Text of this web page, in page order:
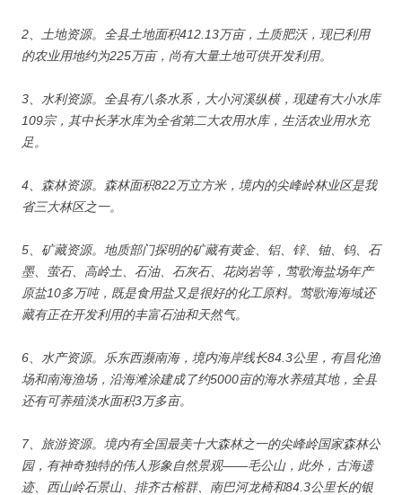
2、土地资源。全县土地面积412.13万亩，土质肥沃，现已利用
的农业用地约为225万亩，尚有大量土地可供开发利用。
3、水利资源。全县有八条水系，大小河溪纵横，现建有大小水库
109宗，其中长茅水库为全省第二大农用水库，生活农业用水充
足。
4、森林资源。森林面积822万立方米，境内的尖峰岭林业区是我
省三大林区之一。
5、矿藏资源。地质部门探明的矿藏有黄金、铝、锌、铀、钨、石
墨、萤石、高岭土、石油、石灰石、花岗岩等，莺歌海盐场年产
原盐10多万吨，既是食用盐又是很好的化工原料。莺歌海海域还
藏有正在开发利用的丰富石油和天然气。
6、水产资源。乐东西濒南海，境内海岸线长84.3公里，有昌化渔
场和南海渔场，沿海滩涂建成了约5000亩的海水养殖其地，全县
还有可养殖淡水面积3万多亩。
7、旅游资源。境内有全国最美十大森林之一的尖峰岭国家森林公
园，有神奇独特的伟人形象自然景观——毛公山，此外，古海遗
迹、西山岭石景山、排齐古榕群、南巴河龙椅和84.3公里长的银